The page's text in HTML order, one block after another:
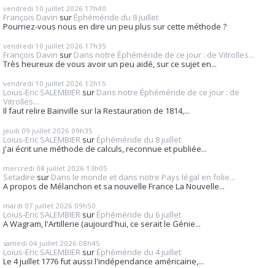
vendredi 10 juillet 2026 17h40
François Davin sur Éphéméride du 8 juillet
Pourriez-vous nous en dire un peu plus sur cette méthode ?
vendredi 10 juillet 2026 17h35
François Davin sur Dans notre Éphéméride de ce jour : de Vitrolles...
Très heureux de vous avoir un peu aidé, sur ce sujet en...
vendredi 10 juillet 2026 12h15
Loius-Eric SALEMBIER sur Dans notre Éphéméride de ce jour : de
Vitrolles...
Il faut relire Bainville sur la Restauration de 1814,...
jeudi 09 juillet 2026 09h35
Loius-Eric SALEMBIER sur Éphéméride du 8 juillet
j'ai écrit une méthode de calculs, reconnue et publiée...
mercredi 08 juillet 2026 13h05
Setadire sur Dans le monde et dans notre Pays légal en folie...
A propos de Mélanchon et sa nouvelle France La Nouvelle...
mardi 07 juillet 2026 09h50
Loius-Eric SALEMBIER sur Éphéméride du 6 juillet
A Wagram, l'Artillerie (aujourd'hui, ce serait le Génie...
samedi 04 juillet 2026 08h45
Loius-Eric SALEMBIER sur Éphéméride du 4 juillet
Le 4 juillet 1776 fut aussi l'indépendance américaine,...